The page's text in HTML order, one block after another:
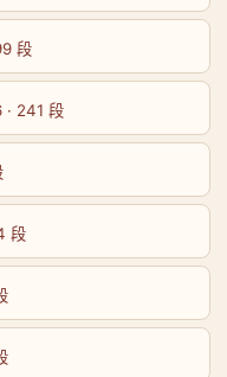
段
241 段
段